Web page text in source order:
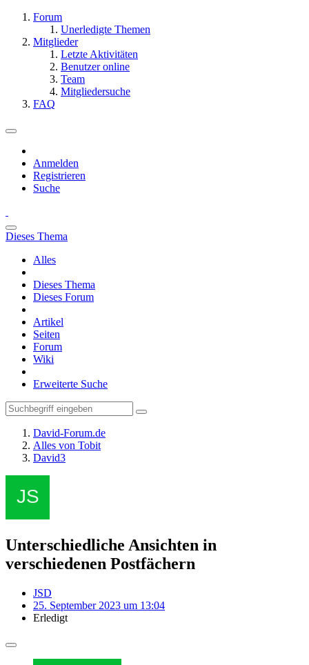
Forum
Unerledigte Themen
Mitglieder
Letzte Aktivitäten
Benutzer online
Team
Mitgliedersuche
FAQ
Anmelden
Registrieren
Suche
Dieses Thema
Alles
Dieses Thema
Dieses Forum
Artikel
Seiten
Forum
Wiki
Erweiterte Suche
David-Forum.de
Alles von Tobit
David3
Unterschiedliche Ansichten in
verschiedenen Postfächern
JSD
25. September 2023 um 13:04
Erledigt